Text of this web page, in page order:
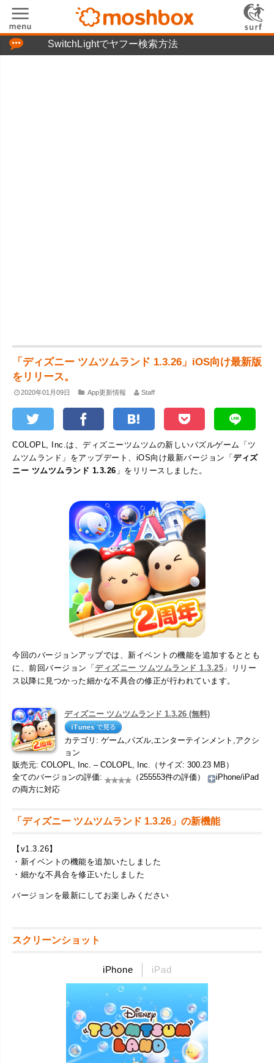
SwitchLightでヤフー検索方法
「ディズニー ツムツムランド 1.3.26」iOS向け最新版
をリリース。
2020年01月09日 App更新情報 Staff
COLOPL, Inc.は、ディズニーツムツムの新しいパズルゲーム「ツ
ムツムランド」をアップデート、iOS向け最新バージョン「ディズ
ニー ツムツムランド 1.3.26 」をリリースしました。
今回のバージョンアップでは、新イベントの機能を追加するととも
に、前回バージョン「ディズニー ツムツムランド 1.3.25 」リリー
ス以降に見つかった細かな不具合の修正が行われています。
ディズニー ツムツムランド 1.3.26 (無料)
カテゴリ: ゲーム,パズル,エンターテインメント,アクシ
ョン
販売元: COLOPL, Inc. – COLOPL, Inc.（サイズ: 300.23 MB）
全てのバージョンの評価:
（255553件の評価）
iPhone/iPad
の両方に対応
「ディズニー ツムツムランド 1.3.26」の新機能
【v1.3.26】
・新イベントの機能を追加いたしました
・細かな不具合を修正いたしました
バージョンを最新にしてお楽しみください
スクリーンショット
iPhone iPad
「つぶやき」の使い方